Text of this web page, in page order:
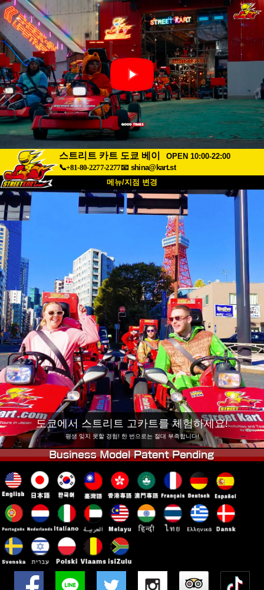
스트리트 카트 도쿄 베이
OPEN 10:00-22:00
📞+81-80-2277-2277📧 shina@kart.st
메뉴/지점 변경
최상단
자주 묻는 질문
회사 정보 예약
지점 변경
도쿄 시나가와 #1 도쿄 아키하바라#1
도쿄 아키하바라#2 도쿄 시부야
도쿄 시부야 애넥스 도쿄 베이
도쿄 아사쿠사 오사카
오키나와
도쿄에서 스트리트 고카트를 체험하세요!
평생 잊지 못할 경험! 한 번으로는 절대 부족합니다!